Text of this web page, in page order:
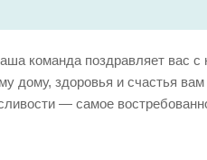
команда поздравляет вас
дому, здоровья и счастья
— самое